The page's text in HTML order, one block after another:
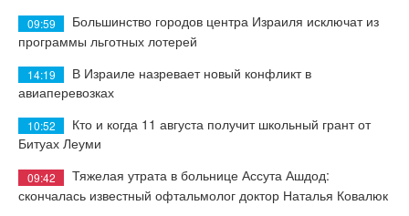
09:59
Большинство городов центра Израиля исключат из
программы льготных лотерей
14:19
В Израиле назревает новый конфликт в
авиаперевозках
10:52
Кто и когда 11 августа получит школьный грант от
Битуах Леуми
09:42
Тяжелая утрата в больнице Ассута Ашдод:
скончалась известный офтальмолог доктор Наталья Ковалюк